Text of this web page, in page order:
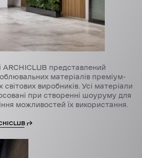
представлений
матеріалів преміум-
світових виробників. Усі матеріали
при створенні шоуруму для
можливостей їх використання.